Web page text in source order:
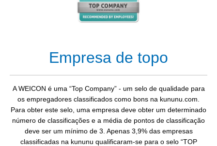
Empresa de topo
A WEICON é uma “Top Company” - um selo de qualidade para
os empregadores classificados como bons na kununu.com.
Para obter este selo, uma empresa deve obter um determinado
número de classificações e a média de pontos de classificação
deve ser um mínimo de 3. Apenas 3,9% das empresas
classificadas na kununu qualificaram-se para o selo “TOP